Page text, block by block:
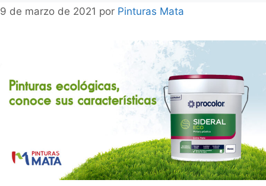
9 de marzo de 2021 por Pinturas Mata